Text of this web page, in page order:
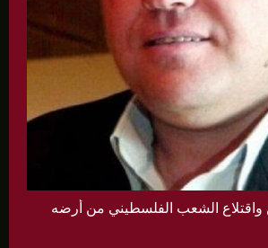
واقتلاع الشعب الفلسطيني من أرضه